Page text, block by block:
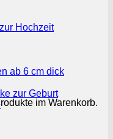
im Warenkorb.
Hochzeit
ab 6 cm dick
zur Geburt